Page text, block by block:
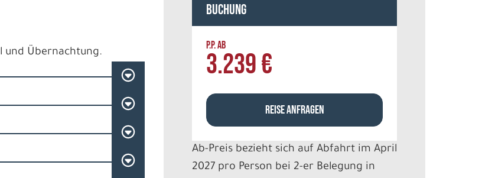
und Übernachtung.
Buchung
P.P. AB
3.239 €
REISE ANFRAGEN
Ab-Preis bezieht sich auf Abfahrt im April
2027 pro Person bei 2-er Belegung in